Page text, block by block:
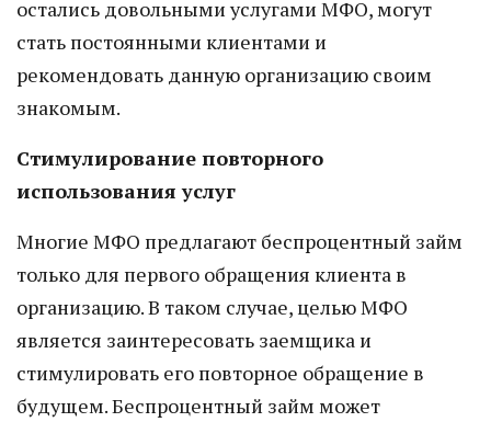
остались довольными услугами МФО, могут
стать постоянными клиентами и
рекомендовать данную организацию своим
знакомым.
Стимулирование повторного
использования услуг
Многие МФО предлагают беспроцентный займ
только для первого обращения клиента в
организацию. В таком случае, целью МФО
является заинтересовать заемщика и
стимулировать его повторное обращение в
будущем. Беспроцентный займ может